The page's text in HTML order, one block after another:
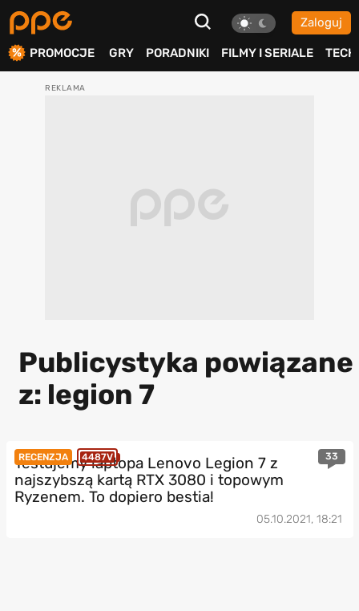
Zaloguj
PROMOCJE GRY PORADNIKI FILMY I SERIALE TECH
Publicystyka powiązane
z: legion 7
RECENZJA 4487V 33
Testujemy laptopa Lenovo Legion 7 z
najszybszą kartą RTX 3080 i topowym
Ryzenem. To dopiero bestia!
05.10.2021, 18:21